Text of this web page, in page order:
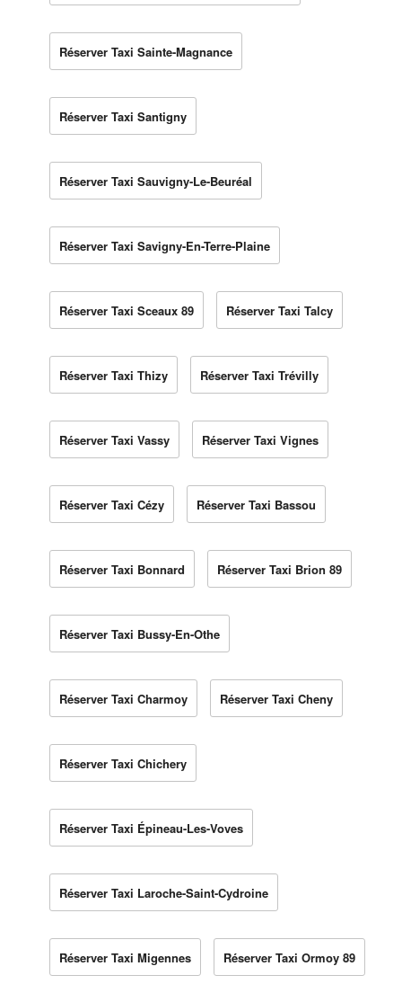
Réserver Taxi Sainte-Magnance
Réserver Taxi Santigny
Réserver Taxi Sauvigny-Le-Beuréal
Réserver Taxi Savigny-En-Terre-Plaine
Réserver Taxi Sceaux 89 Réserver Taxi Talcy
Réserver Taxi Thizy Réserver Taxi Trévilly
Réserver Taxi Vassy Réserver Taxi Vignes
Réserver Taxi Cézy Réserver Taxi Bassou
Réserver Taxi Bonnard Réserver Taxi Brion 89
Réserver Taxi Bussy-En-Othe
Réserver Taxi Charmoy Réserver Taxi Cheny
Réserver Taxi Chichery
Réserver Taxi Épineau-Les-Voves
Réserver Taxi Laroche-Saint-Cydroine
Réserver Taxi Migennes Réserver Taxi Ormoy 89